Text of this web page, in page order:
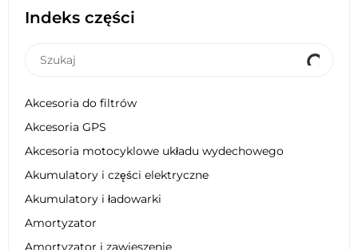
Indeks części
Akcesoria do filtrów
Akcesoria GPS
Akcesoria motocyklowe układu wydechowego
Akumulatory i części elektryczne
Akumulatory i ładowarki
Amortyzator
Amortyzator i zawieszenie